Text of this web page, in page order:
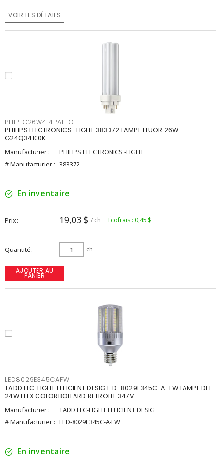
VOIR LES DÉTAILS
PHIPLC26W414PALTO
PHILIPS ELECTRONICS -LIGHT 383372 LAMPE FLUOR 26W
G24Q34100K
Manufacturier :
PHILIPS ELECTRONICS -LIGHT
# Manufacturier : 383372
En inventaire
Prix 19,03 $ / ch Écofrais : 0,45 $
Quantité ch
AJOUTER AU
PANIER
LED8029E345CAFW
TADD LLC-LIGHT EFFICIENT DESIG LED-8029E345C-A-FW LAMPE DEL
24W FLEX COLORBOLLARD RETROFIT 347V
Manufacturier :
TADD LLC-LIGHT EFFICIENT DESIG
# Manufacturier : LED-8029E345C-A-FW
En inventaire